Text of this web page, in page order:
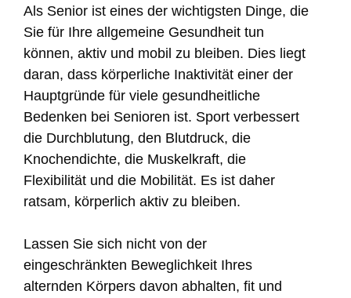
Als Senior ist eines der wichtigsten Dinge, die
Sie für Ihre allgemeine Gesundheit tun
können, aktiv und mobil zu bleiben. Dies liegt
daran, dass körperliche Inaktivität einer der
Hauptgründe für viele gesundheitliche
Bedenken bei Senioren ist. Sport verbessert
die Durchblutung, den Blutdruck, die
Knochendichte, die Muskelkraft, die
Flexibilität und die Mobilität. Es ist daher
ratsam, körperlich aktiv zu bleiben.
Lassen Sie sich nicht von der
eingeschränkten Beweglichkeit Ihres
alternden Körpers davon abhalten, fit und